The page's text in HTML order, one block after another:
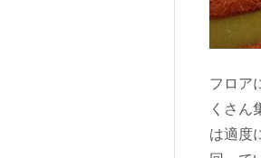
フロア
くさん
は適度